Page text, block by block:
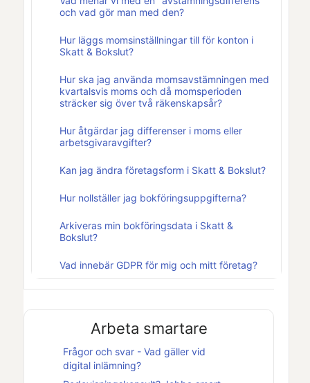
och vad gör man med den?
Hur läggs momsinställningar till för konton i
Skatt & Bokslut?
Hur ska jag använda momsavstämningen med
kvartalsvis moms och då momsperioden
sträcker sig över två räkenskapsår?
Hur åtgärdar jag differenser i moms eller
arbetsgivaravgifter?
Kan jag ändra företagsform i Skatt & Bokslut?
Hur nollställer jag bokföringsuppgifterna?
Arkiveras min bokföringsdata i Skatt &
Bokslut?
Vad innebär GDPR för mig och mitt företag?
Arbeta smartare
Frågor och svar - Vad gäller vid
digital inlämning?